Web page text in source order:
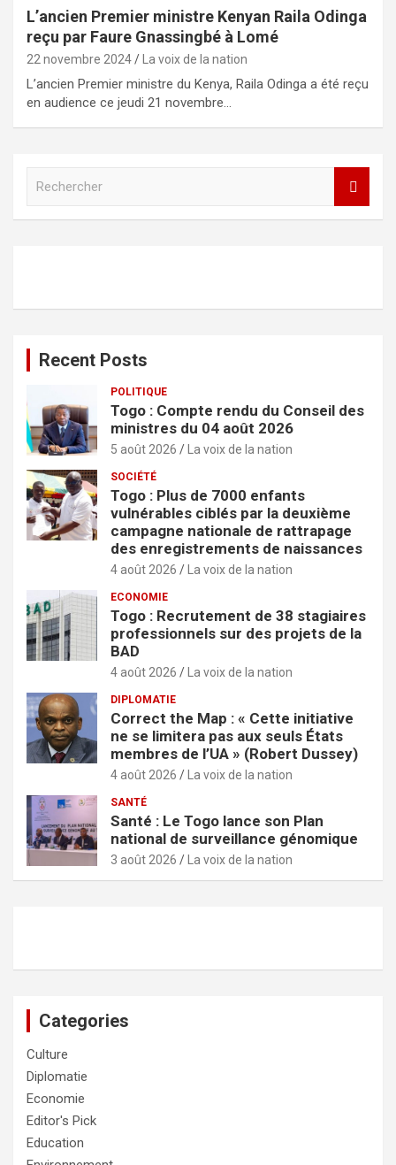
L’ancien Premier ministre Kenyan Raila Odinga
reçu par Faure Gnassingbé à Lomé
22 novembre 2024 La voix de la nation
L’ancien Premier ministre du Kenya, Raila Odinga a été reçu
en audience ce jeudi 21 novembre…
h
Recent Posts
POLITIQUE
Togo : Compte rendu du Conseil des
ministres du 04 août 2026
5 août 2026 La voix de la nation
SOCIÉTÉ
Togo : Plus de 7000 enfants
vulnérables ciblés par la deuxième
campagne nationale de rattrapage
des enregistrements de naissances
4 août 2026 La voix de la nation
ECONOMIE
Togo : Recrutement de 38 stagiaires
professionnels sur des projets de la
BAD
4 août 2026 La voix de la nation
DIPLOMATIE
Correct the Map : « Cette initiative
ne se limitera pas aux seuls États
membres de l’UA » (Robert Dussey)
4 août 2026 La voix de la nation
SANTÉ
Santé : Le Togo lance son Plan
national de surveillance génomique
3 août 2026 La voix de la nation
Categories
Culture
Diplomatie
Economie
Editor's Pick
Education